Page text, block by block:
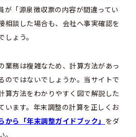
が「源泉徴収票の内容が間違ってい
相談した場合も、会社へ事実確認を
ょう。
業務は複雑なため、計算方法があっ
のではないでしょうか。当サイトで
算方法をわかりやすく図で解説した
います。年末調整の計算を正しくお
から「年末調整ガイドブック」 をダ